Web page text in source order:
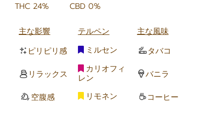
THC 24% CBD 0%
主な影響 テルペン
主な風味
ピリピリ感
ミルセン タバコ
リラックス
カリオフィ
レン
バニラ
空腹感 リモネン コーヒー